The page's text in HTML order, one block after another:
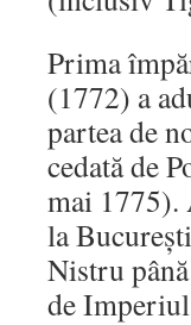
Prima
(1772) a
partea de
cedată de
mai 1775).
la
Nistru
de